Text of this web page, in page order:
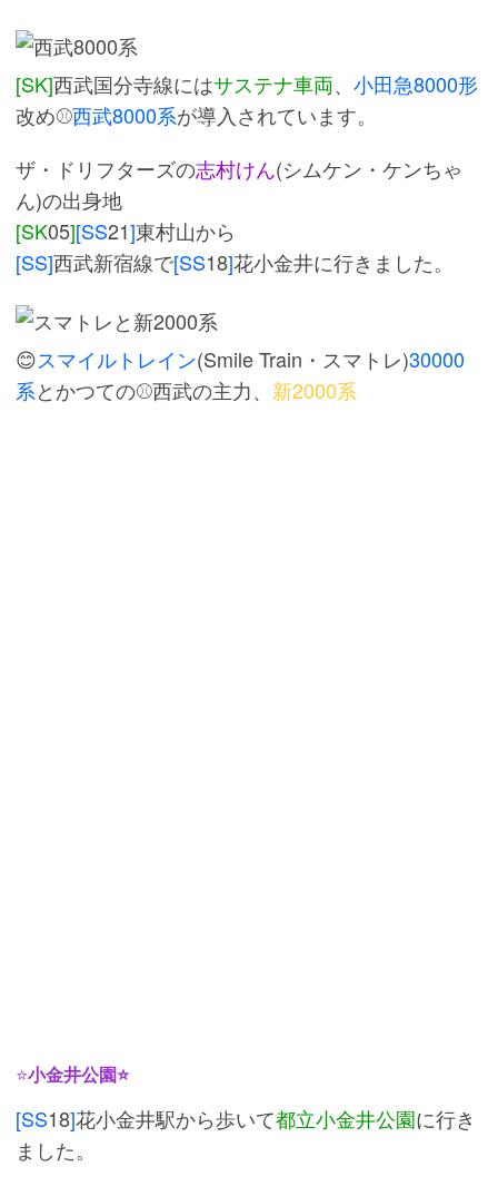
[SK]西武国分寺線にはサステナ車両、 小田急8000形
改め⚾西武8000系が導入されています。
ザ・ドリフターズの志村けん(シムケン・ケンちゃ
ん)の出身地
[SK05][SS21]東村山から
[SS]西武新宿線で[SS18]花小金井に行きました。
😊スマイルトレイン(Smile Train・スマトレ)30000
系とかつての⚾西武の主力、 新2000系
⭐小金井公園⭐
[SS18]花小金井駅から歩いて都立小金井公園に行き
ました。